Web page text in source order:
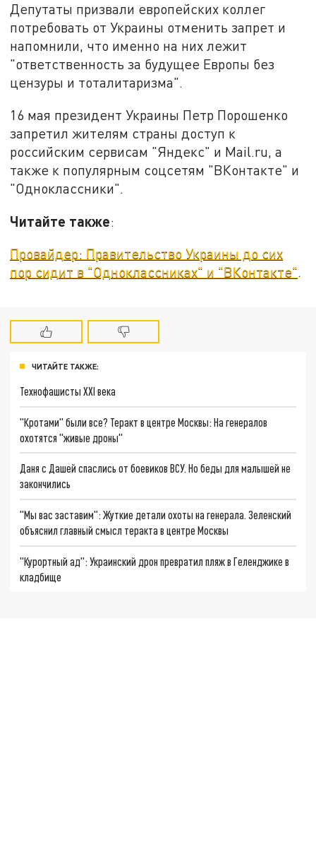
Депутаты призвали европейских коллег
потребовать от Украины отменить запрет и
напомнили, что именно на них лежит
"ответственность за будущее Европы без
цензуры и тоталитаризма".
16 мая президент Украины Петр Порошенко
запретил жителям страны доступ к
российским сервисам "Яндекс" и Mail.ru, а
также к популярным соцсетям "ВКонтакте" и
"Одноклассники".
Читайте также:
Провайдер: Правительство Украины до сих
пор сидит в "Одноклассниках" и "ВКонтакте".
ЧИТАЙТЕ ТАКЖЕ:
Технофашисты XXI века
"Кротами" были все? Теракт в центре Москвы: На генералов
охотятся "живые дроны"
Даня с Дашей спаслись от боевиков ВСУ. Но беды для малышей не
закончились
"Мы вас заставим": Жуткие детали охоты на генерала. Зеленский
объяснил главный смысл теракта в центре Москвы
"Курортный ад": Украинский дрон превратил пляж в Геленджике в
кладбище